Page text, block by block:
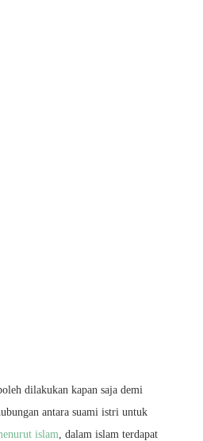
dilakukan kapan saja demi
antara suami istri untuk
islam, dalam islam terdapat